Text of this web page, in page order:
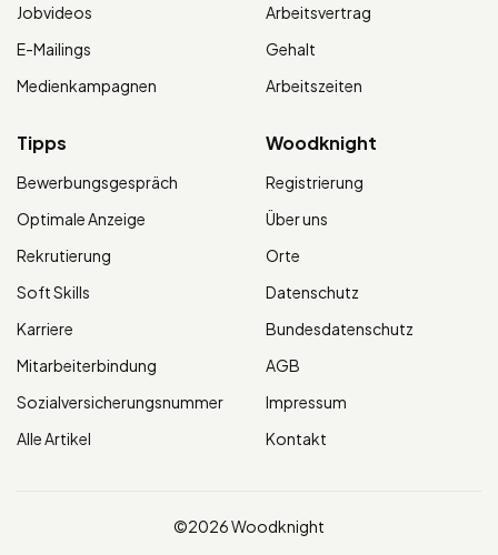
Jobvideos
E-Mailings
Medienkampagnen
Arbeitsvertrag
Gehalt
Arbeitszeiten
Tipps
Bewerbungsgespräch
Optimale Anzeige
Rekrutierung
Soft Skills
Karriere
Mitarbeiterbindung
Sozialversicherungsnummer
Alle Artikel
Woodknight
Registrierung
Über uns
Orte
Datenschutz
Bundesdatenschutz
AGB
Impressum
Kontakt
©2026 Woodknight